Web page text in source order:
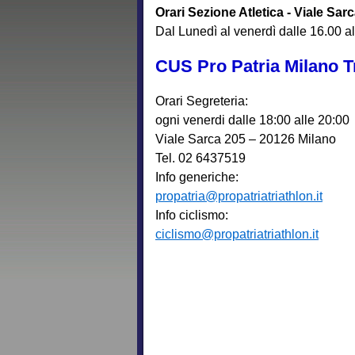
Orari Sezione Atletica - Viale
Dal Lunedì al venerdì dalle 16.00
CUS Pro Patria Milano
Orari Segreteria:
ogni venerdi dalle 18:00 alle 20:00
Viale Sarca 205 – 20126 Milano
Tel. 02 6437519
Info generiche:
propatria@propatriatriathlon.it
Info ciclismo:
ciclismo@propatriatriathlon.it